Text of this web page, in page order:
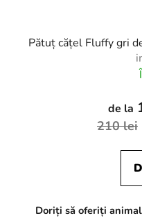
Pătuț cățel Fluffy gri
de la
210 lei
Doriți să oferiți